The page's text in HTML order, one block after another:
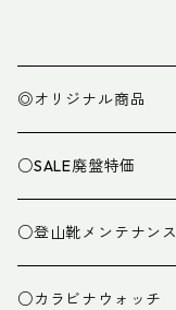
◎オリジナル商品
○SALE廃盤特価
○登山靴メンテナンス
○カラビナウォッチ